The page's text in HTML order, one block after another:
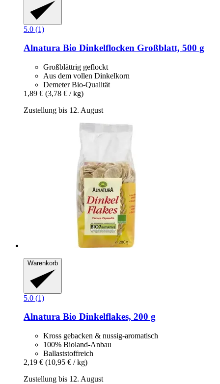
5.0 (1)
Alnatura Bio Dinkelflocken Großblatt, 500 g
Großblättrig geflockt
Aus dem vollen Dinkelkorn
Demeter Bio-Qualität
1,89 € (3,78 € / kg)
Zustellung bis 12. August
Warenkorb
5.0 (1)
Alnatura Bio Dinkelflakes, 200 g
Kross gebacken & nussig-aromatisch
100% Bioland-Anbau
Ballaststoffreich
2,19 € (10,95 € / kg)
Zustellung bis 12. August